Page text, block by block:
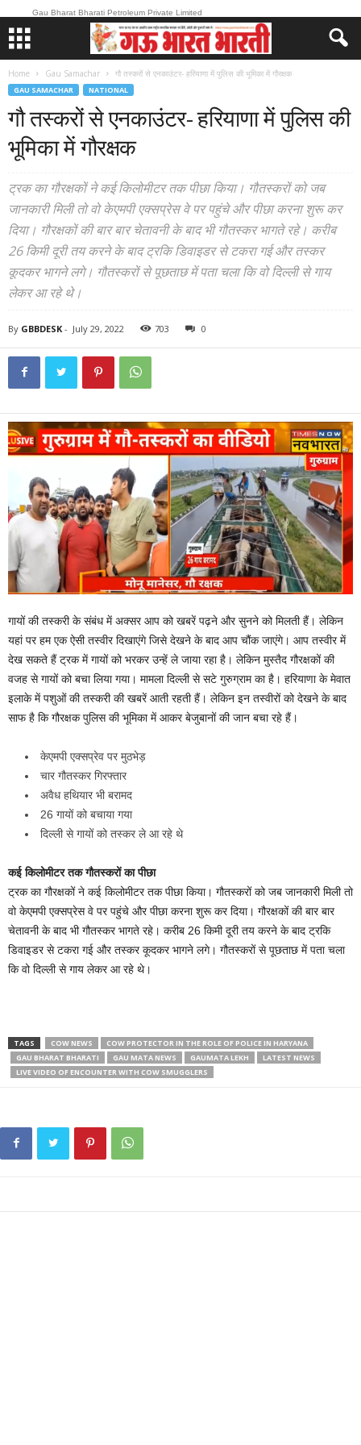
Gau Bharat Bharati Petroleum Private Limited
Home Gau Samachar गौ तस्करों से एनकाउंटर- हरियाणा में पुलिस की भूमिका में गौरक्षक
GAU SAMACHAR NATIONAL
गौ तस्करों से एनकाउंटर- हरियाणा में पुलिस की
भूमिका में गौरक्षक
ट्रक का गौरक्षकों ने कई किलोमीटर तक पीछा किया। गौतस्करों को जब
जानकारी मिली तो वो केएमपी एक्सप्रेस वे पर पहुंचे और पीछा करना शुरू कर
दिया। गौरक्षकों की बार बार चेतावनी के बाद भी गौतस्कर भागते रहे। करीब
26 किमी दूरी तय करने के बाद ट्रकि डिवाइडर से टकरा गई और तस्कर
कूदकर भागने लगे। गौतस्करों से पूछताछ में पता चला कि वो दिल्ली से गाय
लेकर आ रहे थे।
By GBBDESK - July 29, 2022 703 0
गायों की तस्करी के संबंध में अक्सर आप को खबरें पढ़ने और सुनने को मिलती हैं। लेकिन
यहां पर हम एक ऐसी तस्वीर दिखाएंगे जिसे देखने के बाद आप चौंक जाएंगे। आप तस्वीर में
देख सकते हैं ट्रक में गायों को भरकर उन्हें ले जाया रहा है। लेकिन मुस्तैद गौरक्षकों की
वजह से गायों को बचा लिया गया। मामला दिल्ली से सटे गुरुग्राम का है। हरियाणा के मेवात
इलाके में पशुओं की तस्करी की खबरें आती रहती हैं। लेकिन इन तस्वीरों को देखने के बाद
साफ है कि गौरक्षक पुलिस की भूमिका में आकर बेजुबानों की जान बचा रहे हैं।
केएमपी एक्सप्रेव पर मुठभेड़
चार गौतस्कर गिरफ्तार
अवैध हथियार भी बरामद
26 गायों को बचाया गया
दिल्ली से गायों को तस्कर ले आ रहे थे
कई किलोमीटर तक गौतस्करों का पीछा
ट्रक का गौरक्षकों ने कई किलोमीटर तक पीछा किया। गौतस्करों को जब जानकारी मिली तो
वो केएमपी एक्सप्रेस वे पर पहुंचे और पीछा करना शुरू कर दिया। गौरक्षकों की बार बार
चेतावनी के बाद भी गौतस्कर भागते रहे। करीब 26 किमी दूरी तय करने के बाद ट्रकि
डिवाइडर से टकरा गई और तस्कर कूदकर भागने लगे। गौतस्करों से पूछताछ में पता चला
कि वो दिल्ली से गाय लेकर आ रहे थे।
TAGS COW NEWS
COW PROTECTOR IN THE ROLE OF POLICE IN HARYANA
GAU BHARAT BHARATI
GAU MATA NEWS GAUMATA LEKH
LATEST NEWS
LIVE VIDEO OF ENCOUNTER WITH COW SMUGGLERS